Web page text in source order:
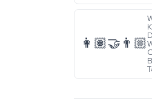
👩🏽‍🤝‍👨🏼